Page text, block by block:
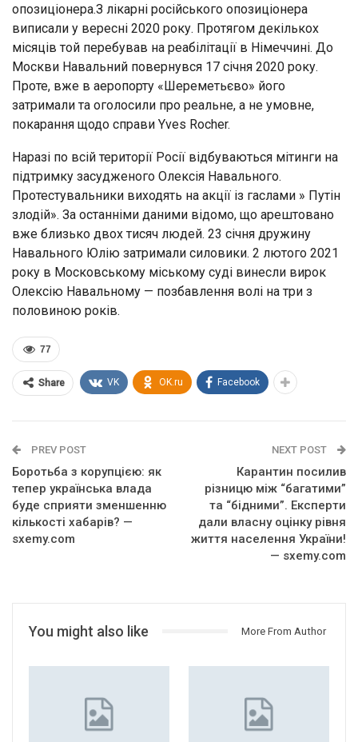
опозиціонера.З лікарні російського опозиціонера
виписали у вересні 2020 року. Протягом декількох
місяців той перебував на реабілітації в Німеччині. До
Москви Навальний повернувся 17 січня 2020 року.
Проте, вже в аеропорту «Шереметьєво» його
затримали та оголосили про реальне, а не умовне,
покарання щодо справи Yves Rocher.
Наразі по всій території Росії відбуваються мітинги на
підтримку засудженого Олексія Навального.
Протестувальники виходять на акції із гаслами » Путін
злодій». За останніми даними відомо, що арештовано
вже близько двох тисяч людей. 23 січня дружину
Навального Юлію затримали силовики. 2 лютого 2021
року в Московському міському суді винесли вирок
Олексію Навальному — позбавлення волі на три з
половиною років.
77
Share VK OK.ru Facebook
PREV POST
Боротьба з корупцією: як
тепер українська влада
буде сприяти зменшенню
кількості хабарів? —
sxemy.com
NEXT POST
Карантин посилив
різницю між “багатими”
та “бідними”. Експерти
дали власну оцінку рівня
життя населення України!
— sxemy.com
You might also like More From Author